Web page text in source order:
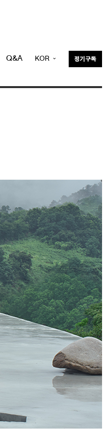
Q&A KOR 정기구독